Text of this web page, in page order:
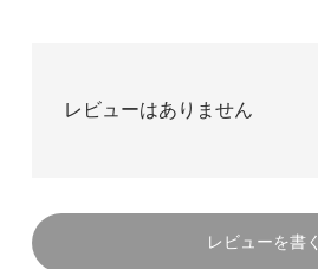
レビューはありません
レビューを書く